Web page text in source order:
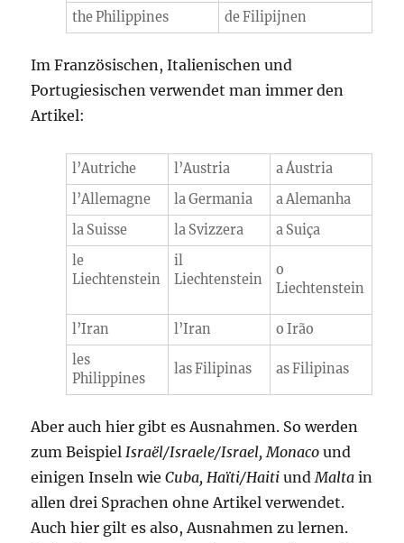
the Philippines de Filipijnen
Im Französischen, Italienischen und
Portugiesischen verwendet man immer den
Artikel:
l’Autriche l’Austria
a Áustria
l’Allemagne
la Germania
a Alemanha
la Suisse
la Svizzera
a Suiça
le
Liechtenstein
il
Liechtenstein
o
Liechtenstein
l’Iran l’Iran
o Irão
les
Philippines
las Filipinas as Filipinas
Aber auch hier gibt es Ausnahmen. So werden
zum Beispiel Israël/Israele/Israel, Monaco und
einigen Inseln wieCuba, Haïti/Haiti undMalta in
allen drei Sprachen ohne Artikel verwendet.
Auch hier gilt es also, Ausnahmen zu lernen.